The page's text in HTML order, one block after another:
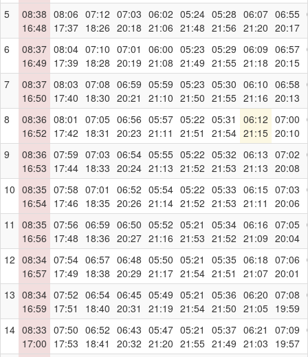
5
08:38
16:48
08:06
17:37
07:12
18:26
07:03
20:18
06:02
21:06
05:24
21:48
05:28
21:56
06:07
21:20
06:55
20:17
6
08:37
16:49
08:04
17:39
07:10
18:28
07:01
20:19
06:00
21:08
05:23
21:49
05:29
21:55
06:09
21:18
06:57
20:15
7
08:37
16:50
08:03
17:40
07:08
18:30
06:59
20:21
05:59
21:10
05:23
21:50
05:30
21:55
06:10
21:16
06:58
20:13
8
08:36
16:52
08:01
17:42
07:05
18:31
06:56
20:23
05:57
21:11
05:22
21:51
05:31
21:54
06:12
21:15
07:00
20:10
9
08:36
16:53
07:59
17:44
07:03
18:33
06:54
20:24
05:55
21:13
05:22
21:52
05:32
21:53
06:13
21:13
07:02
20:08
10 08:35
16:54
07:58
17:46
07:01
18:35
06:52
20:26
05:54
21:14
05:22
21:52
05:33
21:53
06:15
21:11
07:03
20:06
11
08:35
16:56
07:56
17:48
06:59
18:36
06:50
20:27
05:52
21:16
05:21
21:53
05:34
21:52
06:16
21:09
07:05
20:04
12 08:34
16:57
07:54
17:49
06:57
18:38
06:48
20:29
05:50
21:17
05:21
21:54
05:35
21:51
06:18
21:07
07:06
20:01
13 08:34
16:59
07:52
17:51
06:54
18:40
06:45
20:31
05:49
21:19
05:21
21:54
05:36
21:50
06:20
21:05
07:08
19:59
14 08:33
17:00
07:50
17:53
06:52
18:41
06:43
20:32
05:47
21:20
05:21
21:55
05:37
21:49
06:21
21:03
07:09
19:57